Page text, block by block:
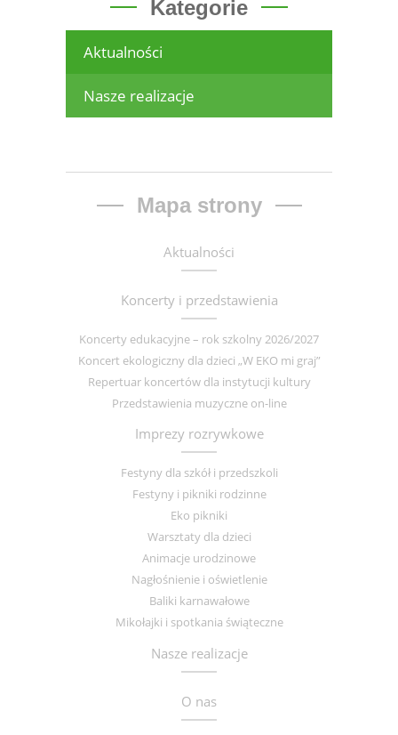
Kategorie
Aktualności
Nasze realizacje
Mapa strony
Aktualności
Koncerty i przedstawienia
Koncerty edukacyjne – rok szkolny 2026/2027
Koncert ekologiczny dla dzieci „W EKO mi graj”
Repertuar koncertów dla instytucji kultury
Przedstawienia muzyczne on-line
Imprezy rozrywkowe
Festyny dla szkół i przedszkoli
Festyny i pikniki rodzinne
Eko pikniki
Warsztaty dla dzieci
Animacje urodzinowe
Nagłośnienie i oświetlenie
Baliki karnawałowe
Mikołajki i spotkania świąteczne
Nasze realizacje
O nas